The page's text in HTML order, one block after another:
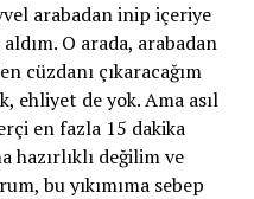
arabadan inip içeriye
O arada, arabadan
cüzdanı çıkaracağım
ehliyet de yok. Ama asıl
en fazla 15 dakika
değilim ve
bu yıkımıma sebep